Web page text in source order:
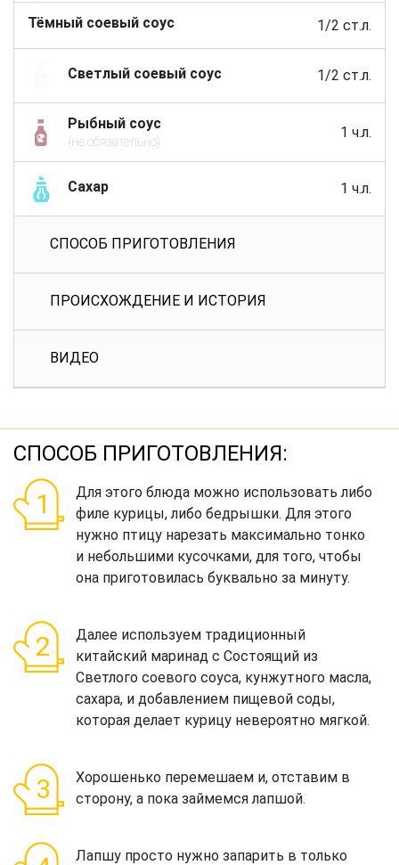
Тёмный соевый соус 1/2 ст.л.
Светлый соевый соус 1/2 ст.л.
Рыбный соус
(не обязательно)
1 ч.л.
Сахар 1 ч.л.
СПОСОБ ПРИГОТОВЛЕНИЯ
ПРОИСХОЖДЕНИЕ И ИСТОРИЯ
ВИДЕО
СПОСОБ ПРИГОТОВЛЕНИЯ:
Для этого блюда можно использовать либо
филе курицы, либо бедрышки. Для этого
нужно птицу нарезать максимально тонко
и небольшими кусочками, для того, чтобы
она приготовилась буквально за минуту.
Далее используем традиционный
китайский маринад с Состоящий из
Светлого соевого соуса, кунжутного масла,
сахара, и добавлением пищевой соды,
которая делает курицу невероятно мягкой.
Хорошенько перемешаем и, отставим в
сторону, а пока займемся лапшой.
Лапшу просто нужно запарить в только